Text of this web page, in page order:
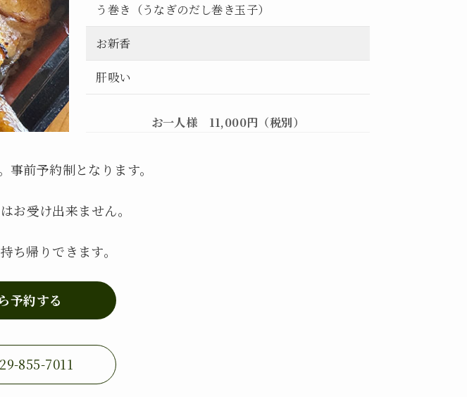
う巻き（うなぎのだし巻き玉子）
お新香
肝吸い
お一人様 11,000円（税別）
前予約制となります。
お受け出来ません。
ち帰りできます。
予約する
855-7011